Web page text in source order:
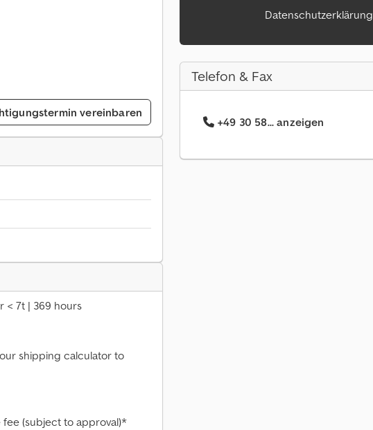
vereinbaren
< 7t | 369 hours
shipping calculator to
fee (subject to approval)*
Datenschutzerklärung
Telefon & Fax
+49 30 58... anzeigen